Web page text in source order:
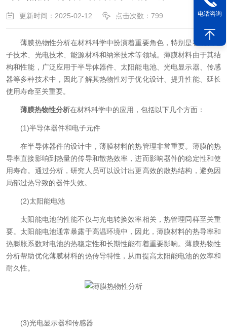
更新时间：2025-02-12 点击次数：799
薄膜热物性分析在材料科学中扮演着重要角色，特别是在现代电
子技术、光电技术、能源材料和纳米技术等领域。薄膜材料由于其结
构和性能，广泛应用于半导体器件、太阳能电池、光电显示器、传感
器等多种技术中，因此了解其热物性对于优化设计、提升性能、延长
使用寿命至关重要。
薄膜热物性分析在材料科学中的应用，包括以下几个方面：
(1)半导体器件和电子元件
在半导体器件的设计中，薄膜材料的热管理非常重要。薄膜的热
导率直接影响到热量的传导和散热效率，进而影响器件的稳定性和使
用寿命。通过分析，研究人员可以设计出更高效的散热结构，避免因
局部过热导致的器件失效。
(2)太阳能电池
太阳能电池的性能不仅与光电转换效率相关，热管理同样至关重
要。太阳能电池通常暴露于高温环境中，因此，薄膜材料的热导率和
热膨胀系数对电池的热稳定性和长期性能有着重要影响。薄膜热物性
分析帮助优化薄膜材料的热传导特性，从而提高太阳能电池的效率和
耐久性。
(3)光电显示器和传感器
电话咨询